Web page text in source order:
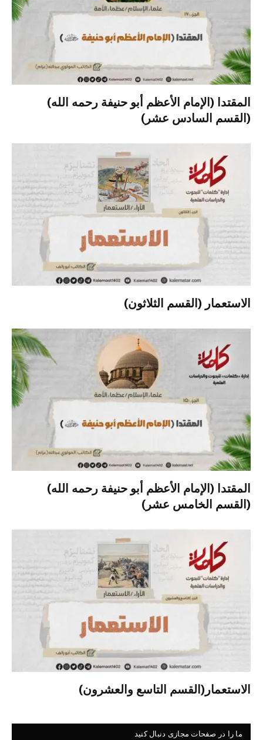
المقتدا (الإمام الأعظم أبو حنيفة رحمه الله)
(القسم السادس عشر)
الاستعمار (القسم الثلاثون)
المقتدا (الإمام الأعظم أبو حنيفة رحمه الله)
(القسم الخامس عشر)
الاستعمار(القسم التاسع والعشرون)
ما را در صفحات مجازی دنبال کنید